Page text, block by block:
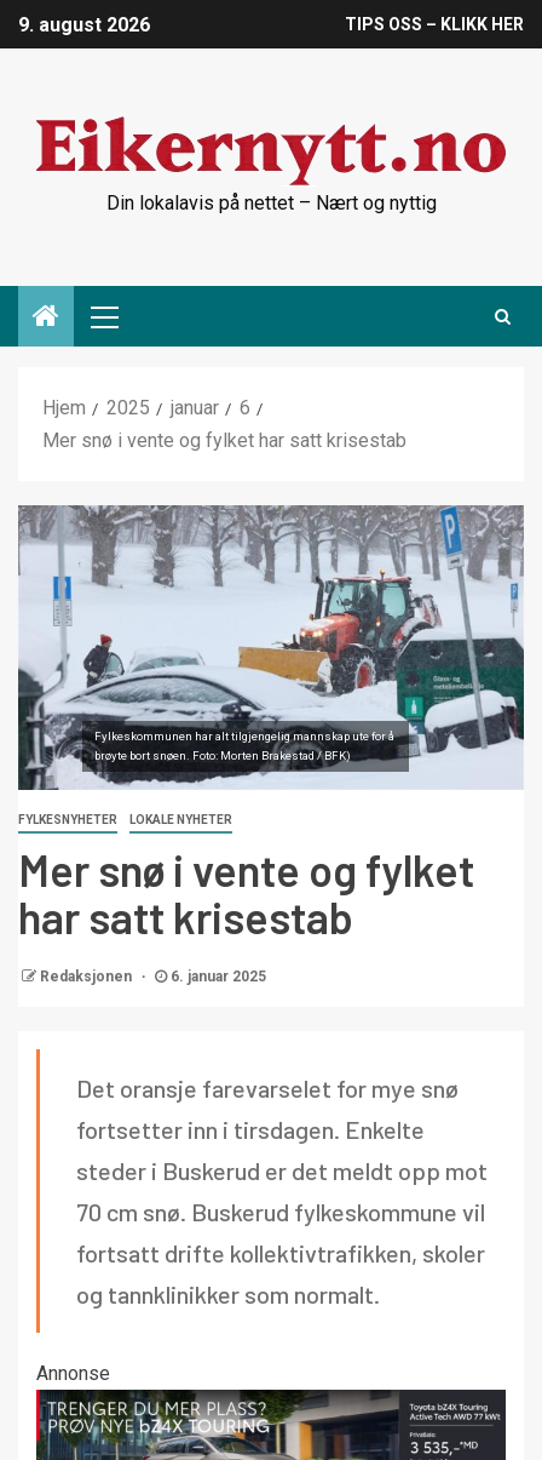
9. august 2026 TIPS OSS – KLIKK HER
Din lokalavis på nettet – Nært og nyttig
Hjem 2025 januar
6
Mer snø i vente og fylket har satt krisestab
Fylkeskommunen har alt tilgjengelig mannskap ute for å
brøyte bort snøen. Foto: Morten Brakestad / BFK)
FYLKESNYHETER LOKALE NYHETER
Mer snø i vente og fylket
har satt krisestab
Redaksjonen 6. januar 2025
Det oransje farevarselet for mye snø
fortsetter inn i tirsdagen. Enkelte
steder i Buskerud er det meldt opp mot
70 cm snø. Buskerud fylkeskommune vil
fortsatt drifte kollektivtrafikken, skoler
og tannklinikker som normalt.
Annonse